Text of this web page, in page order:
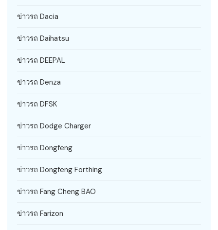
ข่าวรถ Dacia
ข่าวรถ Daihatsu
ข่าวรถ DEEPAL
ข่าวรถ Denza
ข่าวรถ DFSK
ข่าวรถ Dodge Charger
ข่าวรถ Dongfeng
ข่าวรถ Dongfeng Forthing
ข่าวรถ Fang Cheng BAO
ข่าวรถ Farizon